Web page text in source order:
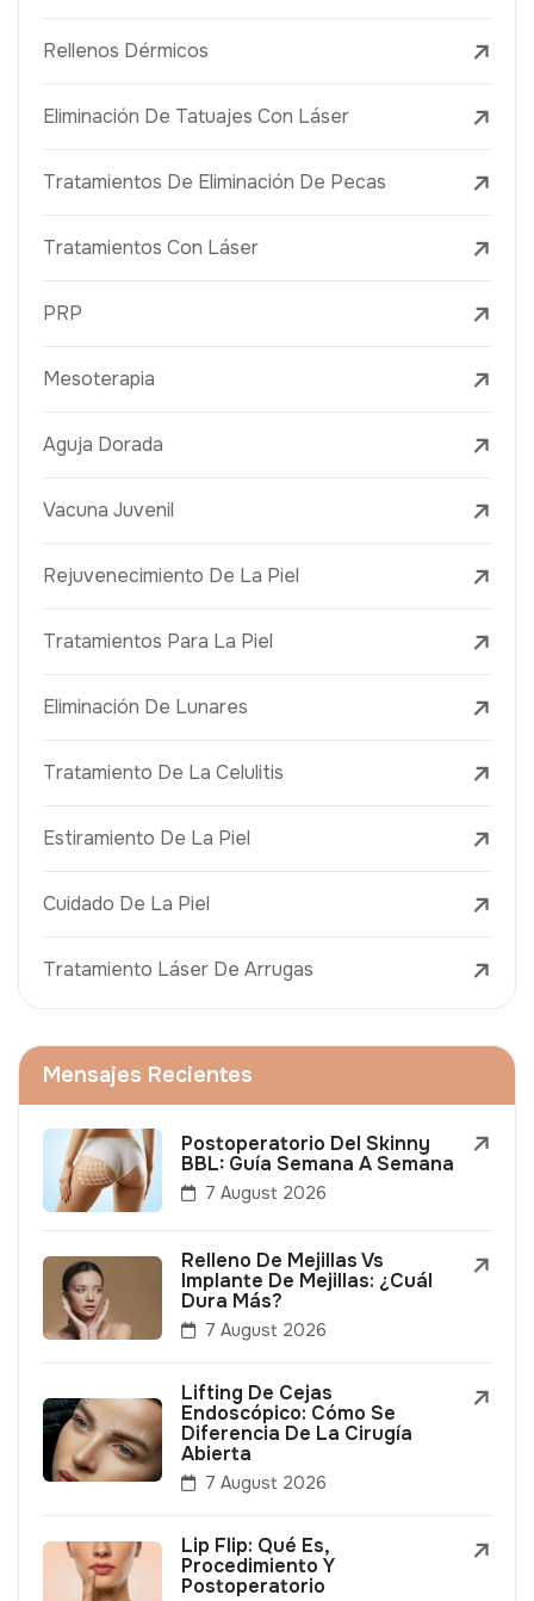
Rellenos Dérmicos
Eliminación De Tatuajes Con Láser
Tratamientos De Eliminación De Pecas
Tratamientos Con Láser
PRP
Mesoterapia
Aguja Dorada
Vacuna Juvenil
Rejuvenecimiento De La Piel
Tratamientos Para La Piel
Eliminación De Lunares
Tratamiento De La Celulitis
Estiramiento De La Piel
Cuidado De La Piel
Tratamiento Láser De Arrugas
Mensajes Recientes
Postoperatorio Del Skinny
BBL: Guía Semana A Semana
7 August 2026
Relleno De Mejillas Vs
Implante De Mejillas: ¿Cuál
Dura Más?
7 August 2026
Lifting De Cejas
Endoscópico: Cómo Se
Diferencia De La Cirugía
Abierta
7 August 2026
Lip Flip: Qué Es,
Procedimiento Y
Postoperatorio